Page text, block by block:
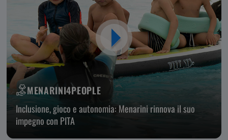
MENARINI4PEOPLE
Inclusione, gioco e autonomia: Menarini rinnova il suo
impegno con PITA